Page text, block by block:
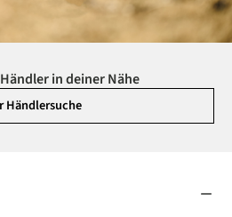
in deiner Nähe
Händlersuche